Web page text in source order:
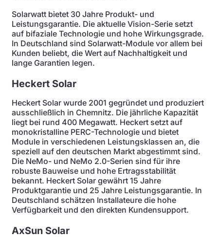
Solarwatt bietet 30 Jahre Produkt- und
Leistungsgarantie. Die aktuelle Vision-Serie setzt
auf bifaziale Technologie und hohe Wirkungsgrade.
In Deutschland sind Solarwatt-Module vor allem bei
Kunden beliebt, die Wert auf Nachhaltigkeit und
lange Garantien legen.
Heckert Solar
Heckert Solar wurde 2001 gegründet und produziert
ausschließlich in Chemnitz. Die jährliche Kapazität
liegt bei rund 400 Megawatt. Heckert setzt auf
monokristalline PERC-Technologie und bietet
Module in verschiedenen Leistungsklassen an, die
speziell auf den deutschen Markt abgestimmt sind.
Die NeMo- und NeMo 2.0-Serien sind für ihre
robuste Bauweise und hohe Ertragsstabilität
bekannt. Heckert Solar gewährt 15 Jahre
Produktgarantie und 25 Jahre Leistungsgarantie. In
Deutschland schätzen Installateure die hohe
Verfügbarkeit und den direkten Kundensupport.
AxSun Solar